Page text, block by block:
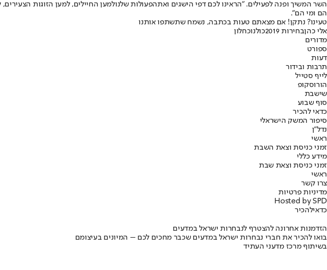
השר המשיך ופנה לפעילים. "הראינו לכם דפי הישגים ואתהפעולות שלנולמען החיילים, למען הזוגות
הם ומי הם".
טעינו? נתקן! אם מצאתם טעות בכתבה, נשמח שתשתפו אותנו
אלי כהןבחירות 2019 כולנוכחלון
מדורים
ספורט
דעות
תרבות ובידור
לייף סטייל
הורוסקופ
שישבת
סוף שבוע
כדאי להכיר
סיפור המשק הישראלי
נדל"ן
ראשי
זמני כניסת וצאת השבת
מידע כללי
זמני כניסת וצאת שבת
ראשי
צרו קשר
מדיניות פרטיות
Hosted by SPD
כדאילהכיר
הזדמנות אחרונה להצטרף לנבחרות ישראל במדעים
בואו להכיר את חברי נבחרות ישראל במדעים שכבר מחכים לכם – המיונים בעיצומם
בשיתוף מרכז מדעני העתיד